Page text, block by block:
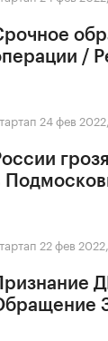
/
24 фев
22 фев